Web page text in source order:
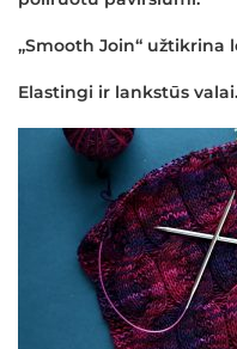
„Smooth Join“ užtikrina
Elastingi ir lankstūs valai.